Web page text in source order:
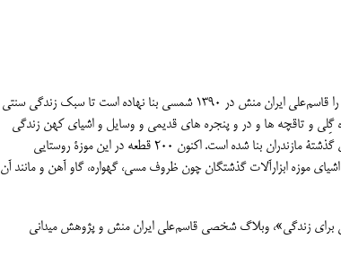
«اِساس، خانه موزۀ روستایی، در روستایی به همین نام درپل سفید سوادکوه. این موزه را قاسم‌علی ایران منش در 1390 شمسی بنا نهاده است تا سبک زندگی سنتی
گِلی و تاقچه ها و در و پنجره های قدیمی و وسایل و اشیای کهن زندگی
سوادکوهی‌ها و یک گالِش مِنزِل با ابزار و آلات کاری و یک نِپار/نِفاربه سبک معماری گذشتۀ مازندران بنا شده است. اکنون 200 قطعه در این موزۀ روستایی
از اشیای موزه ابزارآلات گذشتگان چون ظروف مسی، گهواره، گاو آهن و مانند آن
برای زندگی»، وبلاگ شخصی قاسم‌علی ایران منش و پژوهش میدانی